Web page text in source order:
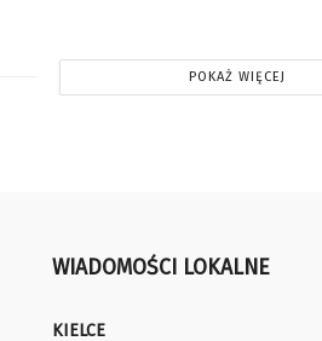
POKAŻ WIĘCEJ
WIADOMOŚCI LOKALNE
KIELCE